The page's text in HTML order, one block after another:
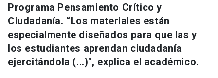
Información para keyboard_arrow_down
Futuros estudiantes
Estudiantes
Go to english site launch
ACCESOS DIRECTOS
Programa Pensamiento Crítico y
Ciudadanía. “Los materiales están
especialmente diseñados para que las y
los estudiantes aprendan ciudadanía
ejercitándola (...)", explica el académico.